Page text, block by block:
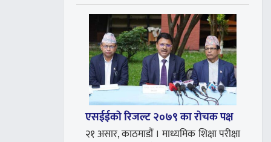
एसईईकाे रिजल्ट २०७९ का राेचक पक्ष
२१ असार, काठमाडौं । माध्यमिक शिक्षा परीक्षा